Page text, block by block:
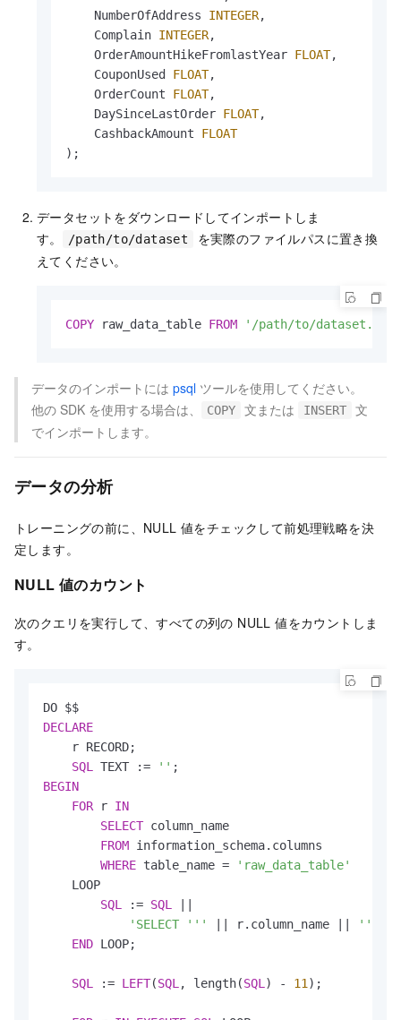
    NumberOfAddress
INTEGER,
    Complain
INTEGER,
    OrderAmountHikeFromlastYear
FLOAT,
    CouponUsed
FLOAT,
    OrderCount
FLOAT,
    DaySinceLastOrder
FLOAT,
    CashbackAmount
FLOAT
);
データセットをダウンロードしてインポートしま
す。
/path/to/dataset
を実際のファイルパスに置き換
えてください。
COPY raw_data_table FROM '/path/to/dataset.csv'
データのインポートには psql ツールを使用してください。
他の SDK を使用する場合は、
COPY 文または INSERT
文
でインポートします。
データの分析
トレーニングの前に、NULL 値をチェックして前処理戦略を決
定します。
NULL 値のカウント
次のクエリを実行して、すべての列の NULL 値をカウントしま
す。
DECLARE
    r RECORD;
SQL
TEXT := ''
BEGIN
FOR r IN
SELECT column_name
FROM information_schema.columns
WHERE table_name =
'raw_data_table'
    LOOP
SQL
:= SQL
'SELECT '''
r.column_name
''' AS
END LOOP;
SQL := LEFT(SQL , length(SQL ) - 11 );